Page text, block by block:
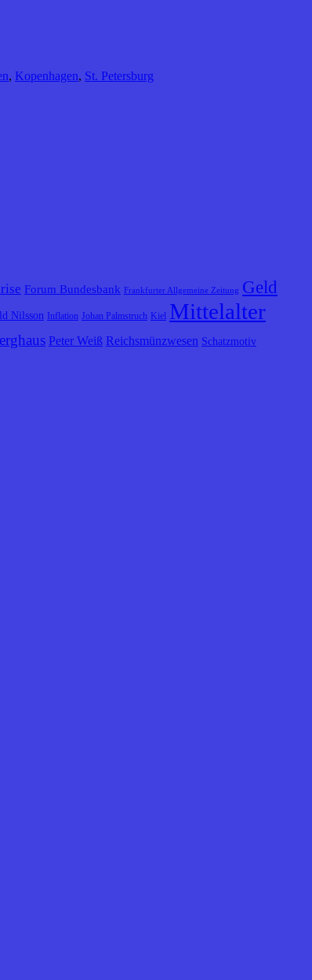
, Kopenhagen, St. Petersburg
Forum Bundesbank Frankfurter Allgemeine Zeitung Geld
Nilsson Inflation Johan Palmstruch Kiel Mittelalter
Peter Weiß Reichsmünzwesen Schatzmotiv